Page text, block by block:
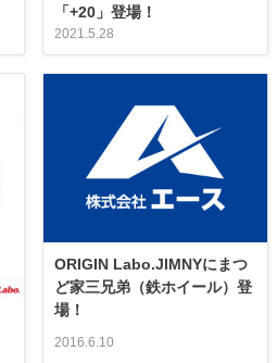
「+20」登場！
2021.5.28
ORIGIN Labo.JIMNYにまつ
ど家三兄弟（鉄ホイール）登
場！
2016.6.10